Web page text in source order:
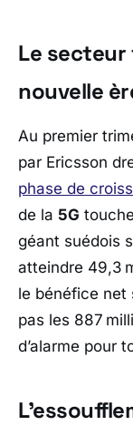
Le secteur
nouvelle
Au premier
par Ericsson
phase de
de la 5G
géant suédois
atteindre 49,3
le bénéfice net
pas les 887
d’alarme pour